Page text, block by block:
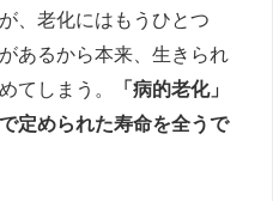
、老化にはもうひとつ
あるから本来、生きられ
てしまう。
「病的老化」
定められた寿命を全うで